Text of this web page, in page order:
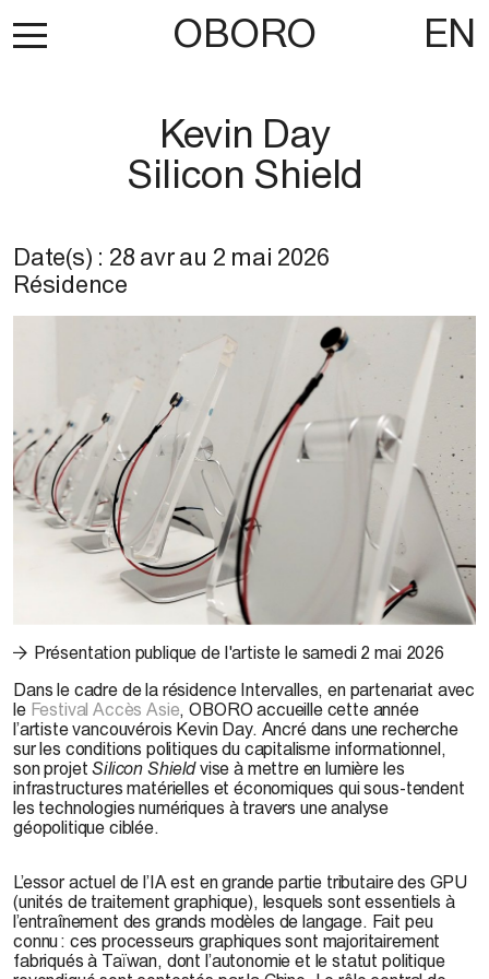
OBORO EN
Kevin Day
Silicon Shield
Date(s) : 28 avrau 2 mai 2026
Résidence
Présentation publique de l'artiste le samedi 2 mai 2026
Dans le cadre de la résidence Intervalles, en partenariat avec
le Festival Accès Asie, OBORO accueille cette année
l’artiste vancouvérois Kevin Day. Ancré dans une recherche
sur les conditions politiques du capitalisme informationnel,
son projetSilicon Shieldvise à mettre en lumière les
infrastructures matérielles et économiques qui sous-tendent
les technologies numériques à travers une analyse
géopolitique ciblée.
L’essor actuel de l’IA est en grande partie tributaire des GPU
(unités de traitement graphique), lesquels sont essentiels à
l’entraînement des grands modèles de langage. Fait peu
connu : ces processeurs graphiques sont majoritairement
fabriqués à Taïwan, dont l’autonomie et le statut politique